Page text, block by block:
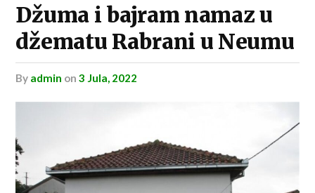
Džuma i bajram namaz u
džematu Rabrani u Neumu
by admin on3 Jula, 2022